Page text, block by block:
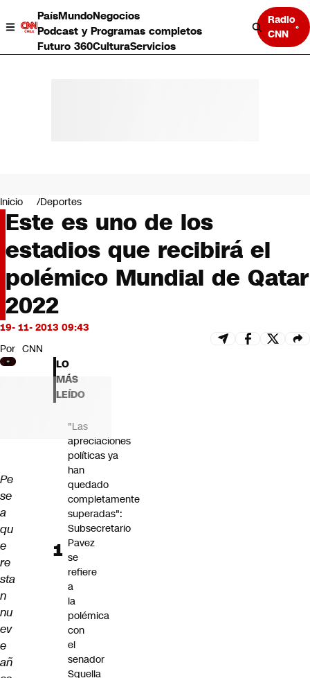
PaísMundoNegocios
Podcast y Programas completos
Futuro 360CulturaServicios
Radio
CNN
Negocios
Deportes
Programas completos
Cultura
Servicios
Bits
CNN tiempo
Futuro 360
Inicio Deportes
Este es uno de los
estadios que recibirá el
polémico Mundial de Qatar
2022
19- 11- 2013 09:43
Por CNN
Pe
se
a
qu
e
re
sta
n
nu
ev
e
añ
LO
MÁS
LEÍDO
"Las
apreciaciones
políticas ya
han
quedado
completamente
superadas":
Subsecretario
Pavez
se
refiere
a
la
polémica
con
el
senador
Squella